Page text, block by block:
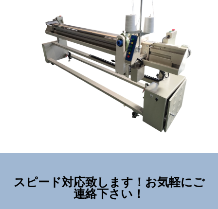
スピード対応致します！お気軽にご
連絡下さい！